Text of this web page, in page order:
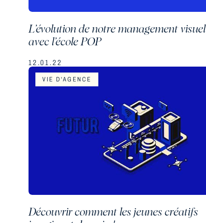
L’évolution de notre management visuel
avec l’école POP
12.01.22
Découvrir comment les jeunes créatifs
VIE D'AGENCE